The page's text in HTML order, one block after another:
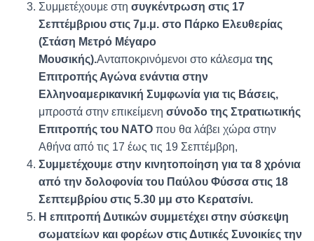
Συμμετέχουμε στη συγκέντρωση στις 17
Σεπτέμβριου στις 7μ.μ. στο Πάρκο Ελευθερίας
(Στάση Μετρό Μέγαρο
Μουσικής).Ανταποκρινόμενοι στο κάλεσμα της
Επιτροπής Αγώνα ενάντια στην
Ελληνοαμερικανική Συμφωνία για τις Βάσεις,
μπροστά στην επικείμενη σύνοδο της Στρατιωτικής
Επιτροπής του ΝΑΤΟ που θα λάβει χώρα στην
Αθήνα από τις 17 έως τις 19 Σεπτέμβρη,
Συμμετέχουμε στην κινητοποίηση για τα 8 χρόνια
από την δολοφονία του Παύλου Φύσσα στις 18
Σεπτεμβρίου στις 5.30 μμ στο Κερατσίνι.
Η επιτροπή Δυτικών συμμετέχει στην σύσκεψη
σωματείων και φορέων στις Δυτικές Συνοικίες την